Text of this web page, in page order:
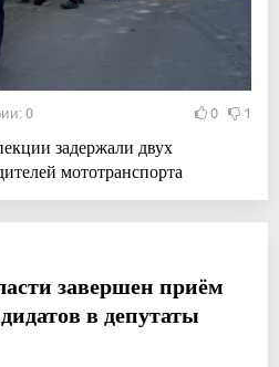
0 0 1
задержали двух
мототранспорта
завершен приём
в депутаты